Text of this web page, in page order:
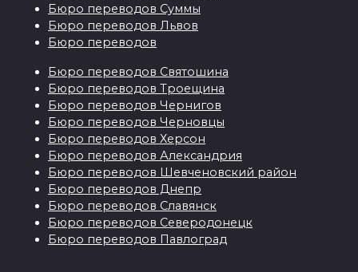
Бюро переводов Суммы
Бюро переводов Львов
Бюро переводов
Бюро переводов Святошина
Бюро переводов Троещина
Бюро переводов Чернигов
Бюро переводов Черновцы
Бюро переводов Херсон
Бюро переводов Александрия
Бюро переводов Шевченовский район
Бюро переводов Днепр
Бюро переводов Славянск
Бюро переводов Северодонецк
Бюро переводов Павлоград